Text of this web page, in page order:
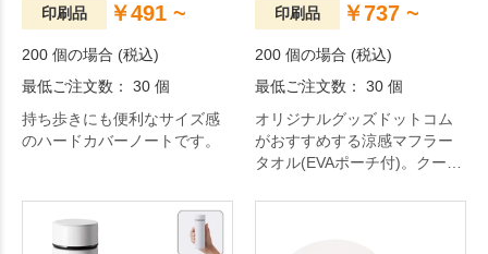
印刷品 ￥491 ~
200 個の場合 (税込)
最低ご注文数： 30 個
持ち歩きにも便利なサイズ感
のハードカバーノートです。
印刷品 ￥737 ~
200 個の場合 (税込)
最低ご注文数： 30 個
オリジナルグッズドットコム
がおすすめする涼感マフラー
タオル(EVAポーチ付)。クール
ラータオルに名入れもできる